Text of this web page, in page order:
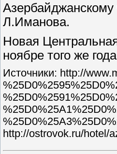
Л.Иманова.
Новая
ноябре того же
Источники: http://
http://ostrovok.ru/hotel/